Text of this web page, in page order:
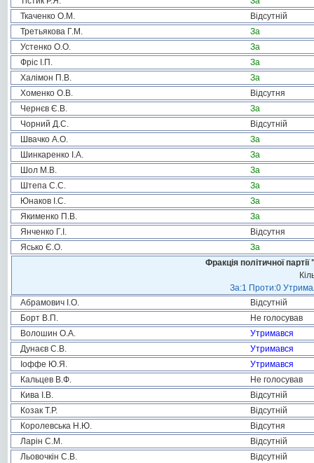
Ткаченко О.М.
Відсутній
Третьякова Г.М.
За
Устенко О.О.
За
Фріс І.П.
За
Халімон П.В.
За
Хоменко О.В.
Відсутня
Чернєв Є.В.
За
Чорний Д.С.
Відсутній
Швачко А.О.
За
Шинкаренко І.А.
За
Шол М.В.
За
Штепа С.С.
За
Юнаков І.С.
За
Якименко П.В.
За
Янченко Г.І.
Відсутня
Ясько Є.О.
За
Фракція політичної
За:1 Проти:0
Абрамович І.О.
Відсутній
Борт В.П.
Не голосував
Волошин О.А.
Утримався
Дунаєв С.В.
Утримався
Іоффе Ю.Я.
Утримався
Кальцев В.Ф.
Не голосував
Кива І.В.
Відсутній
Козак Т.Р.
Відсутній
Королевська Н.Ю.
Відсутня
Ларін С.М.
Відсутній
Льовочкін С.В.
Відсутній